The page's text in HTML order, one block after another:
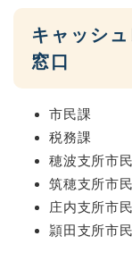
キャッシ
窓口
市民課
税務課
穂波支所市
筑穂支所市
庄内支所市
頴田支所市